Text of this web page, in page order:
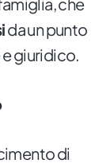
da un punto
giuridico.
di